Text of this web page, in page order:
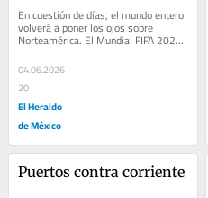
En cuestión de días, el mundo entero
volverá a poner los ojos sobre
Norteamérica. El Mundial FIFA 2026
tendrá...
04.06.2026
20
El Heraldo
de México
Puertos contra corriente